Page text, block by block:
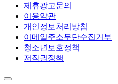
제휴광고문의
이용약관
개인정보처리방침
이메일주소무단수집거부
청소년보호정책
저작권정책